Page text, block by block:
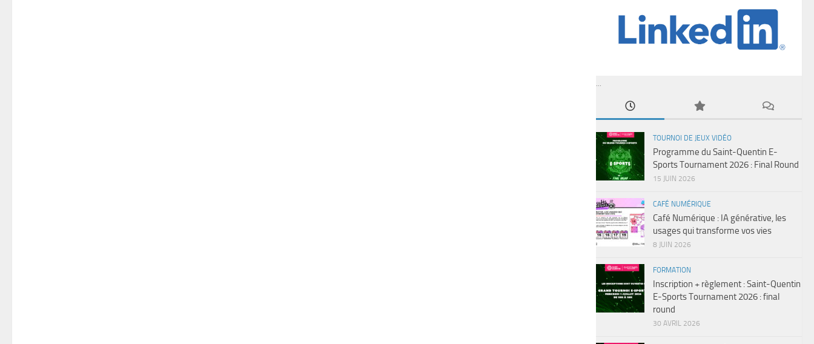
...
TOURNOI DE JEUX VIDÉO
Programme du Saint-Quentin E-
Sports Tournament 2026 : Final Round
15 JUIN 2026
CAFÉ NUMÉRIQUE
Café Numérique : IA générative, les
usages qui transforme vos vies
8 JUIN 2026
FORMATION
Inscription + règlement : Saint-Quentin
E-Sports Tournament 2026 : final
round
30 AVRIL 2026